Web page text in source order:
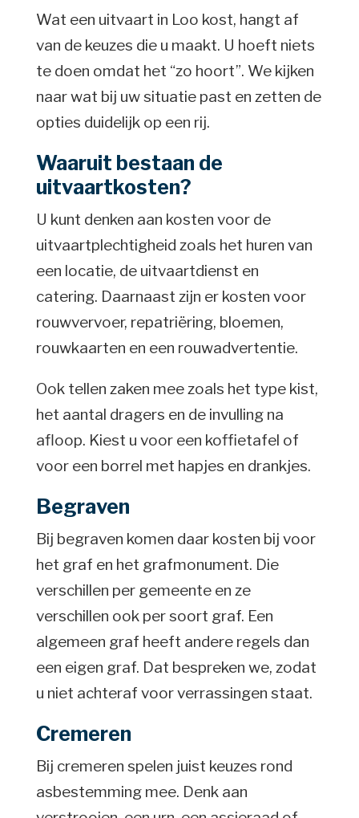
Wat een uitvaart in Loo kost, hangt af
van de keuzes die u maakt. U hoeft niets
te doen omdat het “zo hoort”. We kijken
naar wat bij uw situatie past en zetten de
opties duidelijk op een rij.
Waaruit bestaan de
uitvaartkosten?
U kunt denken aan kosten voor de
uitvaartplechtigheid zoals het huren van
een locatie, de uitvaartdienst en
catering. Daarnaast zijn er kosten voor
rouwvervoer, repatriëring, bloemen,
rouwkaarten en een rouwadvertentie.
Ook tellen zaken mee zoals het type kist,
het aantal dragers en de invulling na
afloop. Kiest u voor een koffietafel of
voor een borrel met hapjes en drankjes.
Begraven
Bij begraven komen daar kosten bij voor
het graf en het grafmonument. Die
verschillen per gemeente en ze
verschillen ook per soort graf. Een
algemeen graf heeft andere regels dan
een eigen graf. Dat bespreken we, zodat
u niet achteraf voor verrassingen staat.
Cremeren
Bij cremeren spelen juist keuzes rond
asbestemming mee. Denk aan